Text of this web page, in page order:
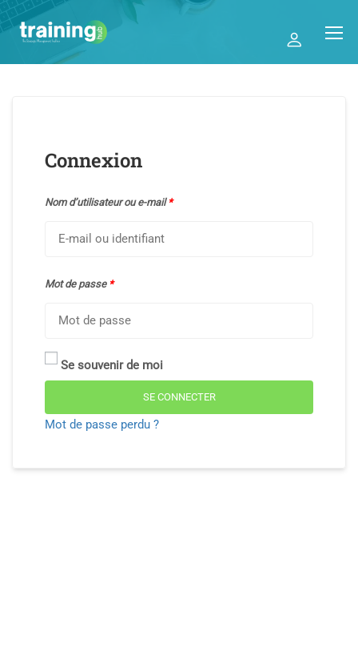
Connexion
Nom d’utilisateur ou e-mail *
Mot de passe *
Se souvenir de moi
SE CONNECTER
Mot de passe perdu ?